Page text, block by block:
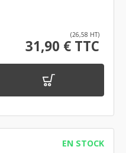
(26,58 HT)
31,90 € TTC
EN STOCK